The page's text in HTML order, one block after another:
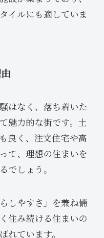
イルにも適していま
はなく、落ち着いた
魅力的な街です。土
良く、注文住宅や高
て、理想の住まいを
でしょう。
しやすさ」を兼ね備
住み続ける住まいの
れています。